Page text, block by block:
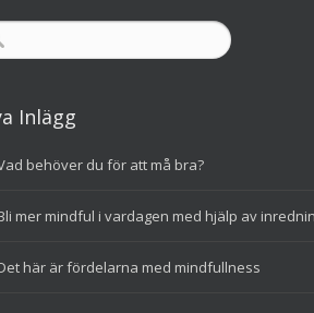
Inlägg
behöver du för att må bra?
mer mindful i vardagen med hjälp av
här är fördelarna med mindfullness